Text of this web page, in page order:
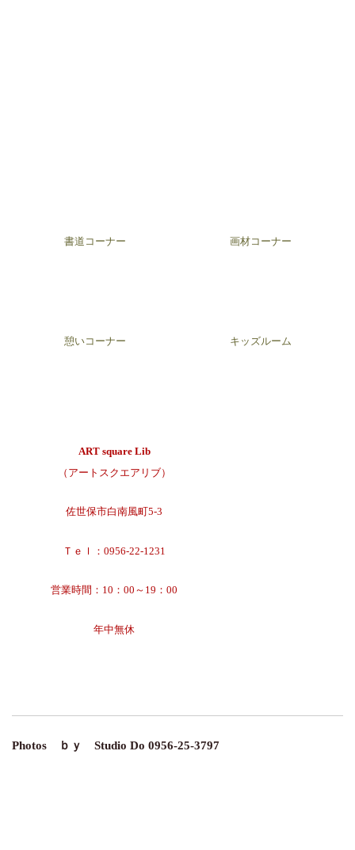
書道コーナー 画材コーナー
憩いコーナー キッズルーム
ART square Lib
（アートスクエアリブ）
佐世保市白南風町5-3
Ｔｅｌ：0956-22-1231
営業時間：10：00～19：00
年中無休
Photos ｂｙ Studio Do 0956-25-3797